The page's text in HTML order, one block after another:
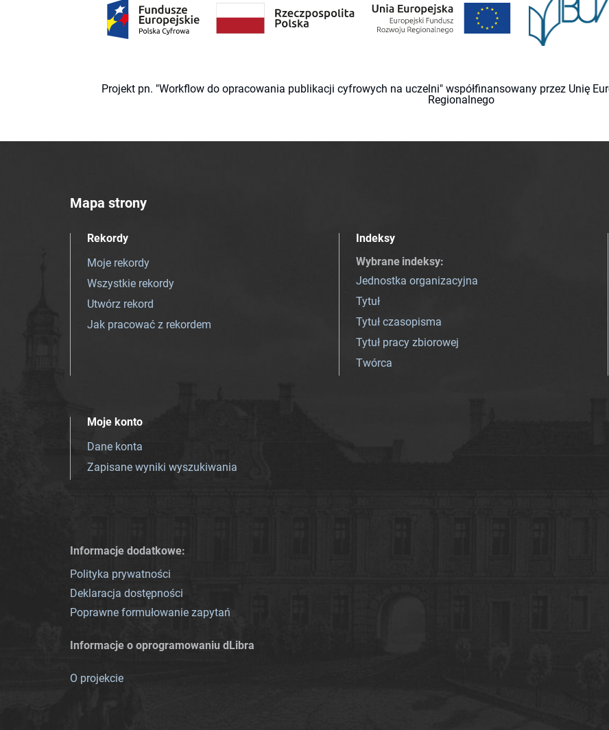
Projekt pn. "Workflow do opracowania publikacji cyfrowych na uczelni" współfinansowany przez Unię
Regionalnego
Mapa strony
Rekordy
Moje rekordy
Wszystkie rekordy
Utwórz rekord
Jak pracować z rekordem
Indeksy
Wybrane indeksy:
Jednostka organizacyjna
Tytuł
Tytuł czasopisma
Tytuł pracy zbiorowej
Twórca
Moje konto
Dane konta
Zapisane wyniki wyszukiwania
Informacje dodatkowe:
Polityka prywatności
Deklaracja dostępności
Poprawne formułowanie zapytań
Informacje o oprogramowaniu dLibra
O projekcie